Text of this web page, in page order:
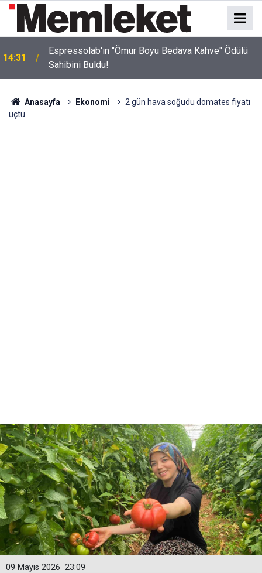
14:31
Espressolab'ın "Ömür Boyu Bedava Kahve" Ödülü
Sahibini Buldu!
Anasayfa Ekonomi
2 gün hava soğudu domates fiyatı
uçtu
23:09
09 Mayıs 2026